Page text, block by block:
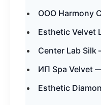
ООО Harmony
Esthetic Velvet
Center Lab Silk
ИП Spa Velvet
Esthetic